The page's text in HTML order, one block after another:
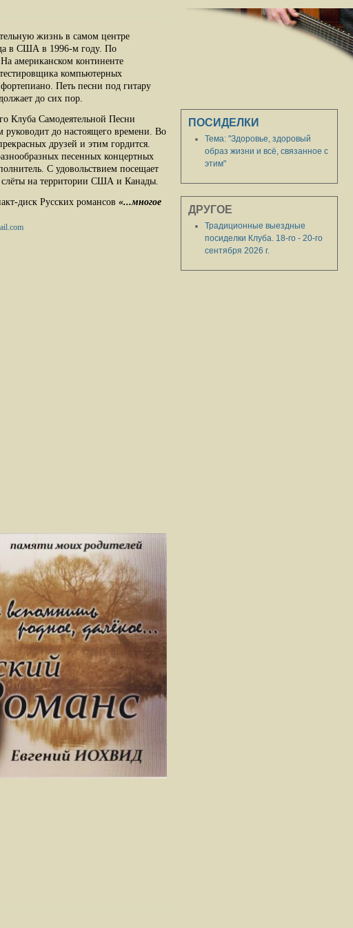
жизнь в самом центре
в США в 1996-м году. По
американском континенте
компьютерных
Петь песни под гитару
до сих пор.
Клуба Самодеятельной Песни
до настоящего времени. Во
друзей и этим гордится.
песенных концертных
С удовольствием посещает
слёты на территории США и Канады.
диск Русских романсов «...многое
ПОСИДЕЛКИ
Тема: "Здоровье, здоровый
образ жизни и всё, связанное с
этим"
ДРУГОЕ
Традиционные выездные
посиделки Клуба. 18-го - 20-го
сентября 2026 г.